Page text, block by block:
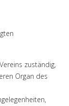
zuständig,
Organ des